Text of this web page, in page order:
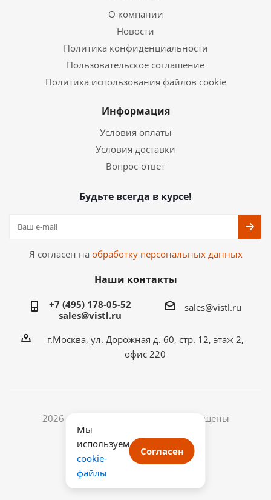
О компании
Новости
Политика конфиденциальности
Пользовательское соглашение
Политика использования файлов cookie
Информация
Условия оплаты
Условия доставки
Вопрос-ответ
Будьте всегда в курсе!
Я согласен на обработку персональных данных
Наши контакты
+7 (495) 178-05-52
sales@vistl.ru
sales@vistl.ru
г.Москва, ул. Дорожная д. 60, стр. 12, этаж 2,
офис 220
2026 © ООО ВИСТЛ. Все права защищены
ОГРН: 1187746067541
Мы
используем
cookie-
файлы
Согласен